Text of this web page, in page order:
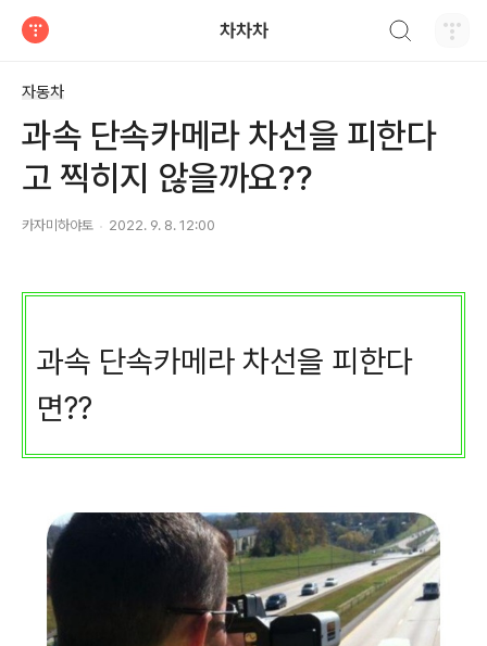
차차차
자동차
과속 단속카메라 차선을 피한다
고 찍히지 않을까요??
카자미하야토 2022. 9. 8. 12:00
과속 단속카메라 차선을 피한다
면??